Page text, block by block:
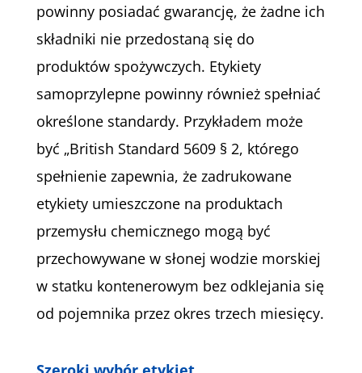
powinny posiadać gwarancję, że żadne ich
składniki nie przedostaną się do
produktów spożywczych. Etykiety
samoprzylepne powinny również spełniać
określone standardy. Przykładem może
być „British Standard 5609 § 2, którego
spełnienie zapewnia, że zadrukowane
etykiety umieszczone na produktach
przemysłu chemicznego mogą być
przechowywane w słonej wodzie morskiej
w statku kontenerowym bez odklejania się
od pojemnika przez okres trzech miesięcy.